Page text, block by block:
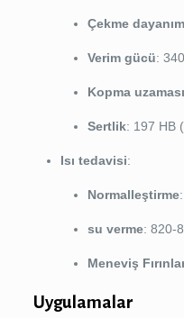
Çekme
Verim gücü:
Kopma uzaması
Sertlik: 197 HB
Isı tedavisi:
Normalleştirme
su verme: 820-
Meneviş
Uygulamalar